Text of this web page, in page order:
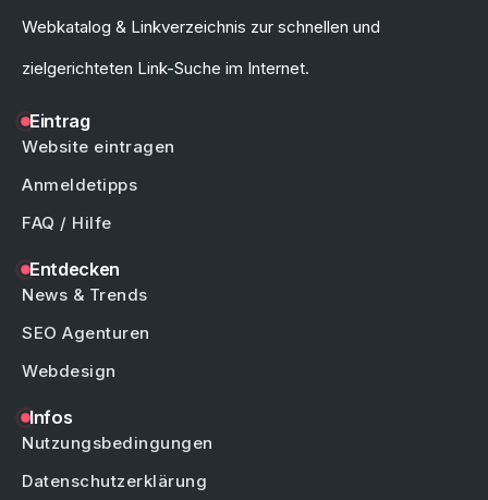
Webkatalog & Linkverzeichnis zur schnellen und
zielgerichteten Link-Suche im Internet.
Eintrag
Website eintragen
Anmeldetipps
FAQ / Hilfe
Entdecken
News & Trends
SEO Agenturen
Webdesign
Infos
Nutzungsbedingungen
Datenschutzerklärung